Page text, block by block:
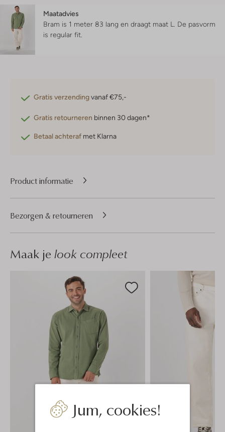
Jum, cookies!
Maatadvies
Bram is 1 meter 83 lang en draagt maat L. De pasvorm
is regular fit
Gratis verzendingvanaf €75,-
Gratis retourneren binnen 30 dagen*
Betaal achteraf met Klarna
Product informatie
Bezorgen & retourneren
Maak je look compleet